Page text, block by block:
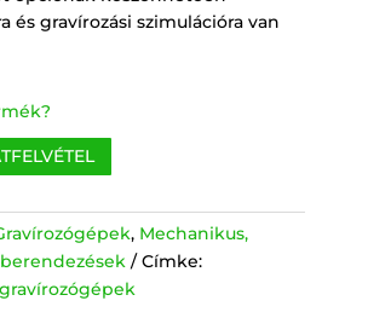
és gravírozási szimulációra van
, Mechanikus,
Címke: